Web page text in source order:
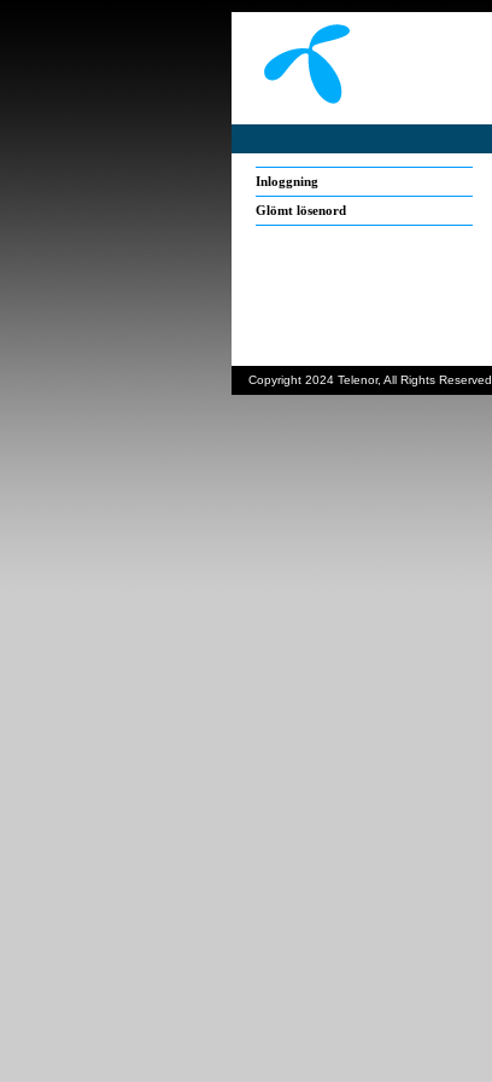
Inloggning
Glömt lösenord
Copyright 2024 Telenor, All Rights Reserved